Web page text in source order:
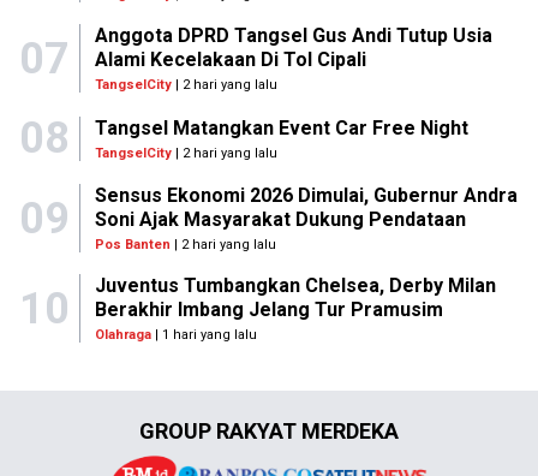
07
Anggota DPRD Tangsel Gus Andi Tutup Usia
Alami Kecelakaan Di Tol Cipali
TangselCity| 2 hari yang lalu
08 Tangsel Matangkan Event Car Free Night
TangselCity | 2 hari yang lalu
09
Sensus Ekonomi 2026 Dimulai, Gubernur Andra
Soni Ajak Masyarakat Dukung Pendataan
Pos Banten | 2 hari yang lalu
10
Juventus Tumbangkan Chelsea, Derby Milan
Berakhir Imbang Jelang Tur Pramusim
Olahraga| 1 hari yang lalu
GROUP RAKYAT MERDEKA